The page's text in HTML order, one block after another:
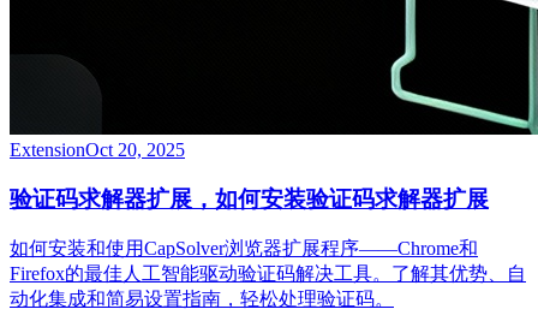
ExtensionOct 20, 2025
验证码求解器扩展，如何安装验证码求解器扩展
如何安装和使用CapSolver浏览器扩展程序——Chrome和
Firefox的最佳人工智能驱动验证码解决工具。了解其优势、自
动化集成和简易设置指南，轻松处理验证码。